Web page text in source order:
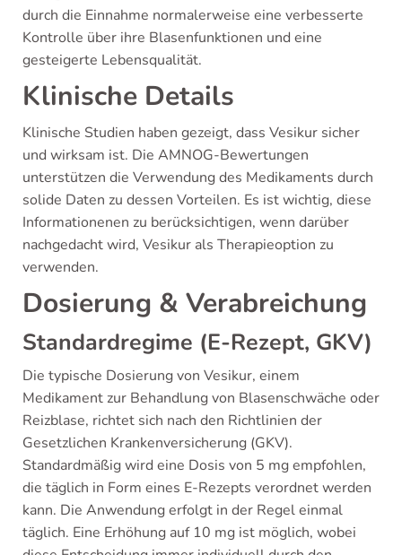
durch die Einnahme normalerweise eine verbesserte
Kontrolle über ihre Blasenfunktionen und eine
gesteigerte Lebensqualität.
Klinische Details
Klinische Studien haben gezeigt, dass Vesikur sicher
und wirksam ist. Die AMNOG-Bewertungen
unterstützen die Verwendung des Medikaments durch
solide Daten zu dessen Vorteilen. Es ist wichtig, diese
Informationenen zu berücksichtigen, wenn darüber
nachgedacht wird, Vesikur als Therapieoption zu
verwenden.
Dosierung & Verabreichung
Standardregime (E-Rezept, GKV)
Die typische Dosierung von Vesikur, einem
Medikament zur Behandlung von Blasenschwäche oder
Reizblase, richtet sich nach den Richtlinien der
Gesetzlichen Krankenversicherung (GKV).
Standardmäßig wird eine Dosis von 5 mg empfohlen,
die täglich in Form eines E-Rezepts verordnet werden
kann. Die Anwendung erfolgt in der Regel einmal
täglich. Eine Erhöhung auf 10 mg ist möglich, wobei